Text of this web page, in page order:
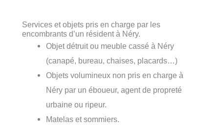
Services et objets pris en charge par les
encombrants d’un résident à Néry.
Objet détruit ou meuble cassé à Néry
(canapé, bureau, chaises, placards…)
Objets volumineux non pris en charge à
Néry par un éboueur, agent de propreté
urbaine ou ripeur.
Matelas et sommiers.